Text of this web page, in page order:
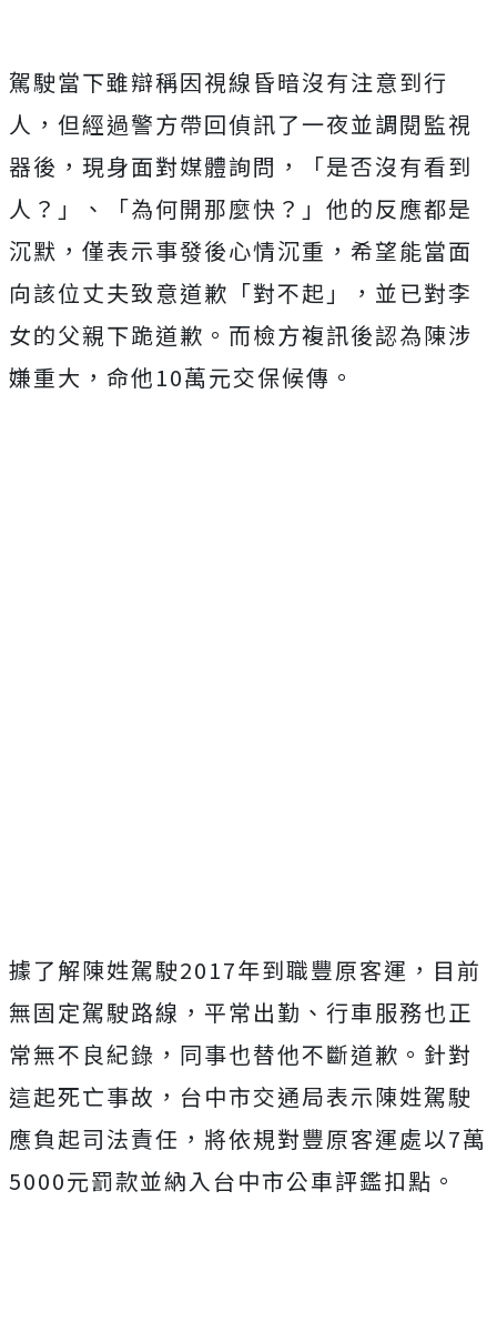
駕駛當下雖辯稱因視線昏暗沒有注意到行
人，但經過警方帶回偵訊了一夜並調閱監視
器後，現身面對媒體詢問，「是否沒有看到
人？」、「為何開那麼快？」他的反應都是
沉默，僅表示事發後心情沉重，希望能當面
向該位丈夫致意道歉「對不起」，並已對李
女的父親下跪道歉。而檢方複訊後認為陳涉
嫌重大，命他10萬元交保候傳。
據了解陳姓駕駛2017年到職豐原客運，目前
無固定駕駛路線，平常出勤、行車服務也正
常無不良紀錄，同事也替他不斷道歉。針對
這起死亡事故，台中市交通局表示陳姓駕駛
應負起司法責任，將依規對豐原客運處以7萬
5000元罰款並納入台中市公車評鑑扣點。